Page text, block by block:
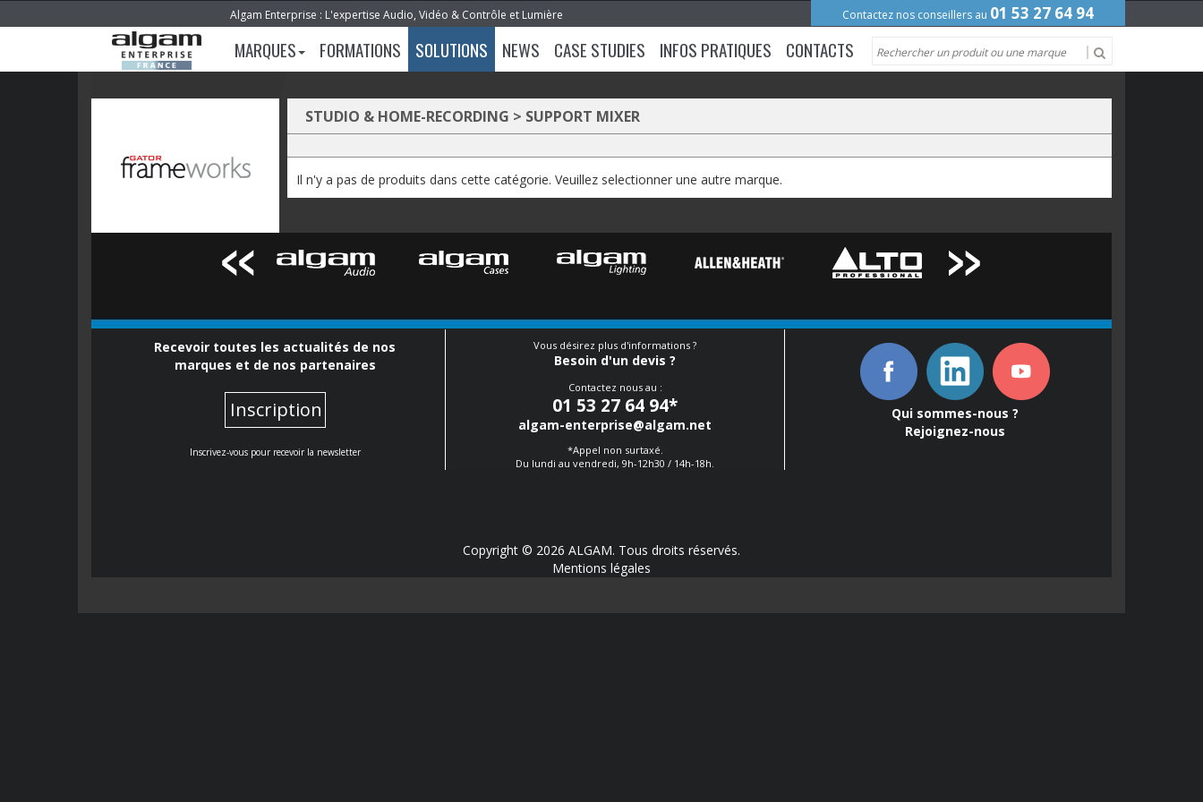
Algam Enterprise : L'expertise Audio, Vidéo & Contrôle et Lumière Contactez nos conseillers au 01 53 27 64 94
MARQUES FORMATIONS SOLUTIONS NEWS CASE STUDIES INFOS PRATIQUES CONTACTS
STUDIO & HOME-RECORDING > SUPPORT MIXER
Il n'y a pas de produits dans cette catégorie. Veuillez selectionner une autre marque.
Recevoir toutes les actualités de nos
marques et de nos partenaires
Inscription
Inscrivez-vous pour recevoir la newsletter
Vous désirez plus d'informations ?
Besoin d'un devis ?
Contactez nous au :
01 53 27 64 94*
algam-enterprise@algam.net
*Appel non surtaxé.
Du lundi au vendredi, 9h-12h30 / 14h-18h.
Qui sommes-nous ?
Rejoignez-nous
Copyright © 2026 ALGAM. Tous droits réservés.
Mentions légales